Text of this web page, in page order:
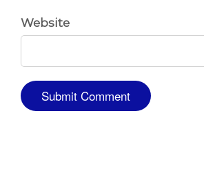
Website